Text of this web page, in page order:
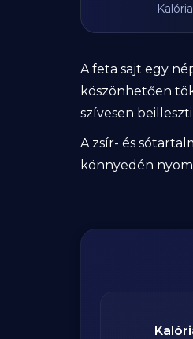
Kalória
A feta sajt egy
köszönhetően
szívesen
A zsír- és
könnyedén